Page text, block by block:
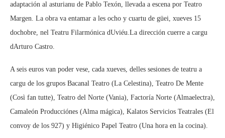
adaptación al asturianu de Pablo Texón, llevada a escena por Teatro
Margen. La obra va entamar a les ocho y cuartu de güei, xueves 15
dochobre, nel Teatru Filarmónica dUviéu.La dirección cuerre a cargu
dArturo Castro.
A seis euros van poder vese, cada xueves, delles sesiones de teatru a
cargu de los grupos Bacanal Teatro (La Celestina), Teatro De Mente
(Così fan tutte), Teatro del Norte (Vania), Factoría Norte (Almaelectra),
Camaleón Producciónes (Alma mágica), Kalatos Servicios Teatrales (El
convoy de los 927) y Higiénico Papel Teatro (Una hora en la cocina).